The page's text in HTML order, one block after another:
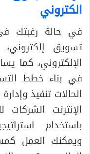
الكتروني
في حالة رغبتك
تسويق
الإلكتروني، كما
في بناء خطط
الحالات تنفيذ
الإنترنت الشركات
باستخدام
ويمكنك العمل